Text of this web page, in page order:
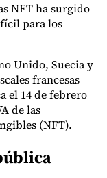
del impuesto
Rastreador de
NFT ha surgido
para los
Unido, Suecia y
francesas
el 14 de febrero
de las
(NFT).